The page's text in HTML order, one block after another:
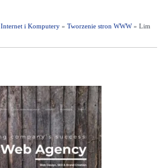
Internet i Komputery» Tworzenie stron WWW» Lim